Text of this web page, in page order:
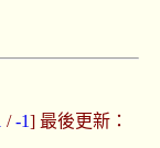
/-1] 最後更新：